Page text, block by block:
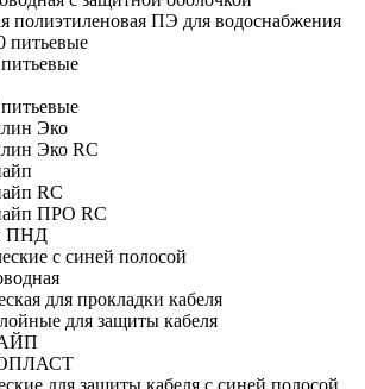
полиэтиленовая ПЭ для водоснабжения
Эко
Эко RC
RC
ПРО RC
ПНД
с синей полосой
для прокладки кабеля
для защиты кабеля
для защиты кабеля с синей полосой